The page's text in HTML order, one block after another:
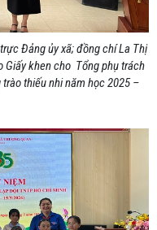
Đảng ủy xã; đồng chí La Thị
Giấy khen cho Tổng phụ trách
thiếu nhi năm học 2025 –